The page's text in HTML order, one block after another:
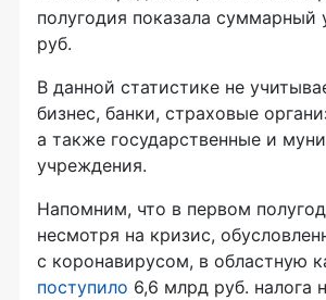
полугодия показала суммарный
руб.
В данной статистике не
бизнес, банки, страховые
а также государственные и
учреждения.
Напомним, что в первом
несмотря на кризис,
с коронавирусом, в областную
поступило 6,6 млрд руб. налога